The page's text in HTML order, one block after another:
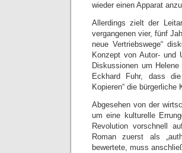
wieder einen Apparat
Allerdings zielt der
vergangenen vier, fünf
neue Vertriebswege“
Konzept von Autor- und
Diskussionen um
Eckhard Fuhr, dass
Kopieren“ die
Abgesehen von der
um eine kulturelle
Revolution vorschnell
Roman zuerst als
bewertete, muss